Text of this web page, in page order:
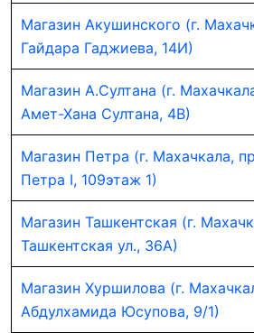
Магазин Акушинского (г.
Гайдара Гаджиева, 14И)
Магазин А.Султана (г.
Амет-Хана Султана, 4В)
Магазин Петра (г. Махачкала,
Петра I, 109этаж 1)
Магазин Ташкентская (г.
Ташкентская ул., 36А)
Магазин Хуршилова (г.
Абдулхамида Юсупова, 9/1)